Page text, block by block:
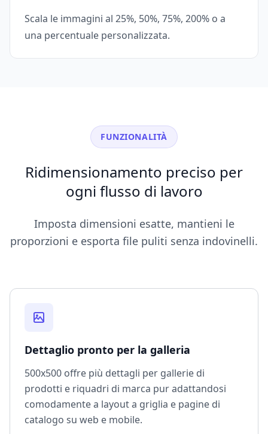
Scala le immagini al 25%, 50%, 75%, 200% o a
una percentuale personalizzata.
FUNZIONALITÀ
Ridimensionamento preciso per
ogni flusso di lavoro
Imposta dimensioni esatte, mantieni le
proporzioni e esporta file puliti senza indovinelli.
Dettaglio pronto per la galleria
500x500 offre più dettagli per gallerie di
prodotti e riquadri di marca pur adattandosi
comodamente a layout a griglia e pagine di
catalogo su web e mobile.